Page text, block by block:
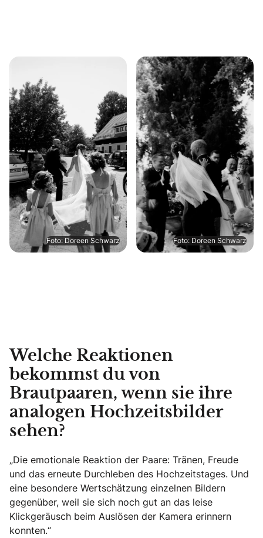
Foto: Doreen Schwarz Foto: Doreen Schwarz
Welche Reaktionen
bekommst du von
Brautpaaren, wenn sie ihre
analogen Hochzeitsbilder
sehen?
„Die emotionale Reaktion der Paare: Tränen, Freude
und das erneute Durchleben des Hochzeitstages. Und
eine besondere Wertschätzung einzelnen Bildern
gegenüber, weil sie sich noch gut an das leise
Klickgeräusch beim Auslösen der Kamera erinnern
konnten.“